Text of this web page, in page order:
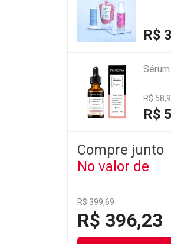
R$
R$
R$
Compre junto
No valor de
R$ 399,69
R$ 396,23